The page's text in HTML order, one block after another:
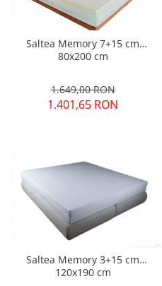
Saltea Memory 7+15 cm
80x200 cm
1.649,00 RON
1.401,65 RON
Saltea Memory 3+15 cm
120x190 cm